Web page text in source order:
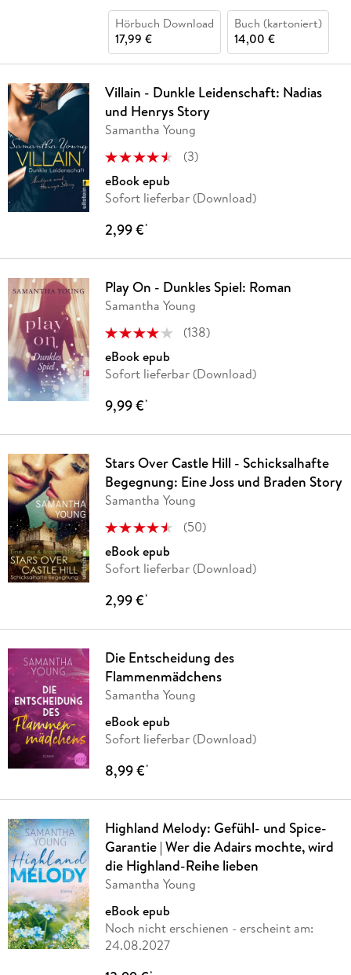
Hörbuch Download
17,99 €
Buch (kartoniert)
14,00 €
Villain - Dunkle Leidenschaft: Nadias
und Henrys Story
Samantha Young
(3)
eBook epub
Sofort lieferbar (Download)
2,99 €*
Play On - Dunkles Spiel: Roman
Samantha Young
(138)
eBook epub
Sofort lieferbar (Download)
9,99 €*
Stars Over Castle Hill - Schicksalhafte
Begegnung: Eine Joss und Braden Story
Samantha Young
(50)
eBook epub
Sofort lieferbar (Download)
2,99 €*
Die Entscheidung des
Flammenmädchens
Samantha Young
eBook epub
Sofort lieferbar (Download)
8,99 €*
Highland Melody: Gefühl- und Spice-
Garantie | Wer die Adairs mochte, wird
die Highland-Reihe lieben
Samantha Young
eBook epub
Noch nicht erschienen - erscheint am:
24.08.2027